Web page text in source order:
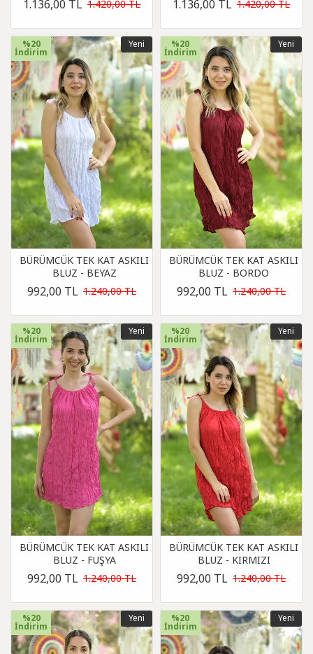
1.136,00 TL 1.420,00 TL 1.136,00 TL 1.420,00 TL
Yeni
%20
İndirim
BÜRÜMCÜK TEK KAT ASKILI
BLUZ - BEYAZ
992,00 TL 1.240,00 TL
Yeni
%20
İndirim
BÜRÜMCÜK TEK KAT ASKILI
BLUZ - BORDO
992,00 TL 1.240,00 TL
Yeni
%20
İndirim
BÜRÜMCÜK TEK KAT ASKILI
BLUZ - FUŞYA
992,00 TL 1.240,00 TL
Yeni
%20
İndirim
BÜRÜMCÜK TEK KAT ASKILI
BLUZ - KIRMIZI
992,00 TL 1.240,00 TL
Yeni
%20
İndirim
Yeni
%20
İndirim